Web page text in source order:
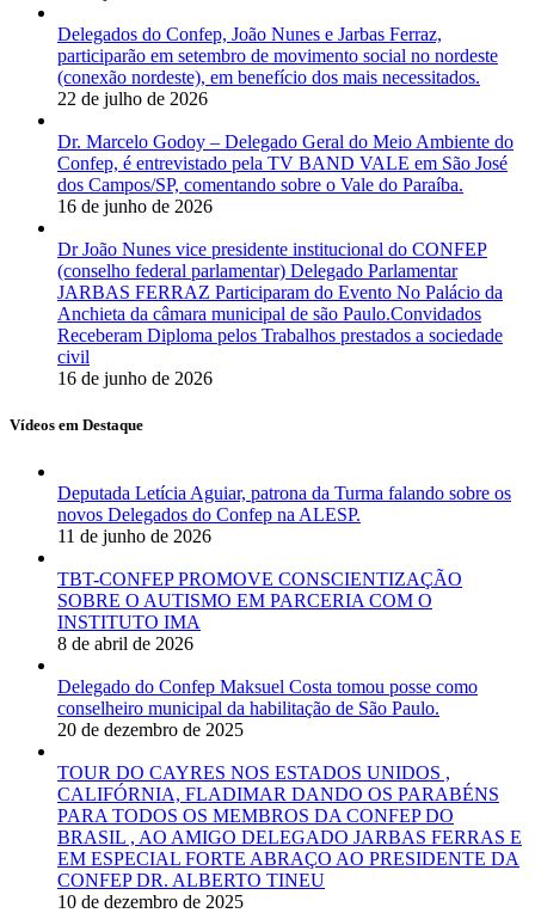
Delegados do Confep, João Nunes e Jarbas Ferraz,
participarão em setembro de movimento social no nordeste
(conexão nordeste), em benefício dos mais necessitados.
22 de julho de 2026
Dr. Marcelo Godoy – Delegado Geral do Meio Ambiente do
Confep, é entrevistado pela TV BAND VALE em São José
dos Campos/SP, comentando sobre o Vale do Paraíba.
16 de junho de 2026
Dr João Nunes vice presidente institucional do CONFEP
(conselho federal parlamentar) Delegado Parlamentar
JARBAS FERRAZ Participaram do Evento No Palácio da
Anchieta da câmara municipal de são Paulo.Convidados
Receberam Diploma pelos Trabalhos prestados a sociedade
civil
16 de junho de 2026
Vídeos em Destaque
Deputada Letícia Aguiar, patrona da Turma falando sobre os
novos Delegados do Confep na ALESP.
11 de junho de 2026
TBT-CONFEP PROMOVE CONSCIENTIZAÇÃO
SOBRE O AUTISMO EM PARCERIA COM O
INSTITUTO IMA
8 de abril de 2026
Delegado do Confep Maksuel Costa tomou posse como
conselheiro municipal da habilitação de São Paulo.
20 de dezembro de 2025
TOUR DO CAYRES NOS ESTADOS UNIDOS ,
CALIFÓRNIA, FLADIMAR DANDO OS PARABÉNS
PARA TODOS OS MEMBROS DA CONFEP DO
BRASIL , AO AMIGO DELEGADO JARBAS FERRAS E
EM ESPECIAL FORTE ABRAÇO AO PRESIDENTE DA
CONFEP DR. ALBERTO TINEU
10 de dezembro de 2025